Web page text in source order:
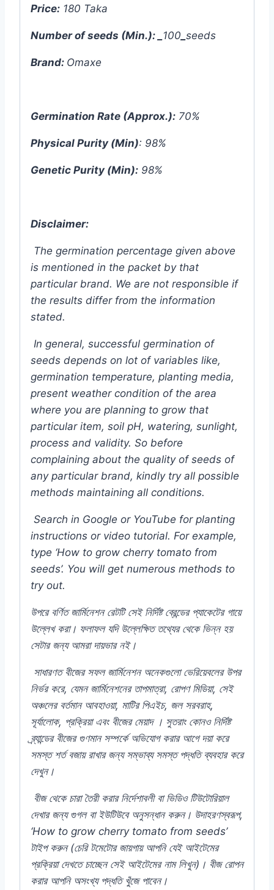
Price: 180 Taka
Number of seeds (Min.): _ 100 seeds
Brand: Omaxe
Germination Rate (Approx.): 70%
Physical Purity (Min): 98%
Genetic Purity (Min): 98%
Disclaimer:
The germination percentage given above
is mentioned in the packet by that
particular brand. We are not responsible if
the results differ from the information
stated.
In general, successful germination of
seeds depends on lot of variables like,
germination temperature, planting media,
present weather condition of the area
where you are planning to grow that
particular item, soil pH, watering, sunlight,
process and validity. So before
complaining about the quality of seeds of
any particular brand, kindly try all possible
methods maintaining all conditions.
Search in Google or YouTube for planting
instructions or video tutorial. For example,
type ‘How to grow cherry tomato from
seeds’. You will get numerous methods to
try out.
উপরে বর্ণিত জার্মিনেশন রেটটি সেই নির্দিষ্ট ব্রেন্ডের প্যাকেটের গায়ে
উল্লেখ করা। ফলাফল যদি উল্লেক্ষিত তথ্যের থেকে ভিন্ন হয়
সেটার জন্য আমরা দায়ভার নই।
সাধারণত বীজের সফল জার্মিনেশন অনেকগুলো ভেরিয়েবলের উপর
নির্ভর করে, যেমন জার্মিনেশনের তাপমাত্রা, রোপণ মিডিয়া, সেই
অঞ্চলের বর্তমান আবহাওয়া, মাটির পিএইচ, জল সরবরাহ,
সূর্যালোক, প্রক্রিয়া এবং বীজের মেয়াদ । সুতরাং কোনও নির্দিষ্ট
ব্র্যান্ডের বীজের গুণমান সম্পর্কে অভিযোগ করার আগে দয়া করে
সমস্ত শর্ত বজায় রাখার জন্য সম্ভাব্য সমস্ত পদ্ধতি ব্যবহার করে
দেখুন।
বীজ থেকে চারা তৈরী করার নির্দেশাবলী বা ভিডিও টিউটোরিয়াল
দেখার জন্য গুগল বা ইউটিউবে অনুসন্ধান করুন। উদাহরণস্বরূপ,
‘How to grow cherry tomato from seeds’
টাইপ করুন (চেরি টমেটোর জায়গায় আপনি যেই আইটেমের
প্রক্রিয়া দেখতে চাচ্ছেন সেই আইটেমের নাম লিখুন) । বীজরোপন
করার আপনি অসংখ্য পদ্ধতিখুঁজে পাবেন।